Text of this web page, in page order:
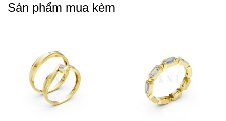
Sản phẩm mua kèm